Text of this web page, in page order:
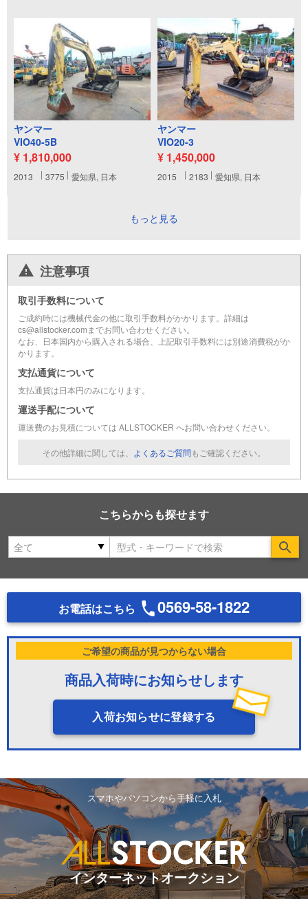
ヤンマー
VIO40-5B
¥ 1,810,000
2013 3775 愛知県, 日本
ヤンマー
VIO20-3
¥ 1,450,000
2015 2183 愛知県, 日本
もっと見る
注意事項
取引手数料について
ご成約時には機械代金の他に取引手数料がかかります。詳細は
cs@allstocker.comまでお問い合わせください。
なお、日本国内から購入される場合、上記取引手数料には別途消費税がか
かります。
支払通貨について
支払通貨は日本円のみになります。
運送手配について
運送費のお見積については ALLSTOCKER へお問い合わせください。
その他詳細に関しては、 よくあるご質問もご確認ください。
こちらからも探せます
お電話はこちら 0569-58-1822
ご希望の商品が見つからない場合
商品入荷時にお知らせします
入荷お知らせに登録する
スマホやパソコンから手軽に入札
インターネットオークション